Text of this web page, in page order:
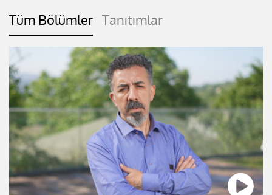
Tüm Bölümler Tanıtımlar